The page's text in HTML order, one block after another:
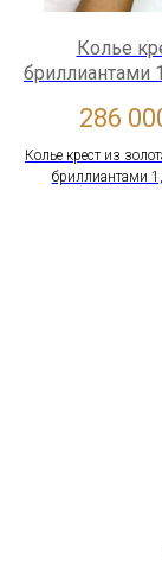
Колье
бриллиантами
286
Колье крест из
бриллиантами